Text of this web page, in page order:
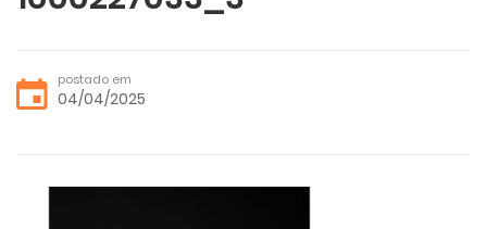
postado em
04/04/2025